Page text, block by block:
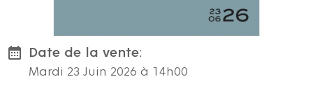
Date de la vente:
Mardi 23 Juin 2026 à 14h00